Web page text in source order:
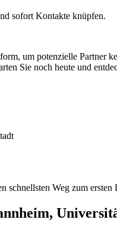
sofort Kontakte knüpfen.
um potenzielle Partner
Sie noch heute und
schnellsten Weg zum